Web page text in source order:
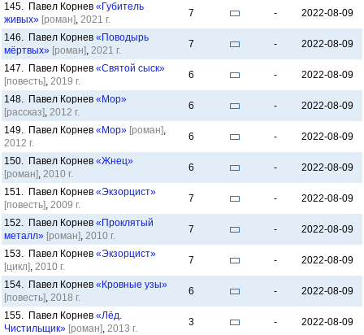
145. Павел Корнев «Губитель
живых» [роман], 2021 г.
7 - 2022-08-09
146. Павел Корнев «Поводырь
мёртвых» [роман], 2021 г.
7 - 2022-08-09
147. Павел Корнев «Святой сыск»
[повесть], 2019 г.
6 - 2022-08-09
148. Павел Корнев «Мор»
[рассказ], 2012 г.
6 - 2022-08-09
149. Павел Корнев «Мор» [роман],
2012 г.
6 - 2022-08-09
150. Павел Корнев «Жнец»
[роман], 2010 г.
6 - 2022-08-09
151. Павел Корнев «Экзорцист»
[повесть], 2009 г.
7 - 2022-08-09
152. Павел Корнев «Проклятый
металл» [роман], 2010 г.
7 - 2022-08-09
153. Павел Корнев «Экзорцист»
[цикл], 2010 г.
7 - 2022-08-09
154. Павел Корнев «Кровные узы»
[повесть], 2018 г.
6 - 2022-08-09
155. Павел Корнев «Лёд.
Чистильщик» [роман], 2013 г.
3 - 2022-08-09